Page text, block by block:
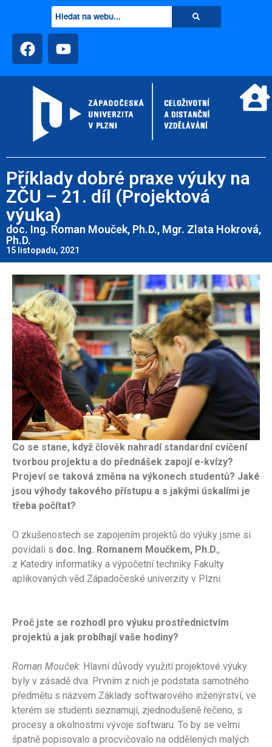
Příklady dobré praxe výuky na
ZČU – 21. díl (Projektová
výuka)
doc. Ing. Roman Mouček, Ph.D., Mgr. Zlata Hokrová,
Ph.D.
15 listopadu, 2021
Co se stane, když člověk nahradí standardní cvičení
tvorbou projektu a do přednášek zapojí e-kvízy?
Projeví se taková změna na výkonech studentů? Jaké
jsou výhody takového přístupu a s jakými úskalími je
třeba počítat?
O zkušenostech se zapojením projektů do výuky jsme si
povídali s doc. Ing. Romanem Moučkem, Ph.D.,
z Katedry informatiky a výpočetní techniky Fakulty
aplikovaných věd Západočeské univerzity v Plzni.
Proč jste se rozhodl pro výuku prostřednictvím
projektů a jak probíhají vaše hodiny?
Roman Mouček: Hlavní důvody využití projektové výuky
byly v zásadě dva. Prvním z nich je podstata samotného
předmětu s názvem Základy softwarového inženýrství, ve
kterém se studenti seznamují, zjednodušeně řečeno, s
procesy a okolnostmi vývoje softwaru. To by se velmi
špatně popisovalo a procvičovalo na oddělených malých